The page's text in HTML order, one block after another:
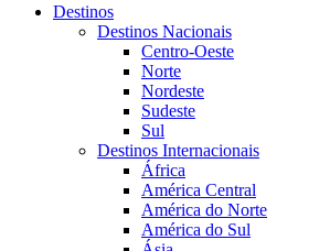
Destinos
Destinos Nacionais
Centro-Oeste
Norte
Nordeste
Sudeste
Sul
Destinos Internacionais
África
América Central
América do Norte
América do Sul